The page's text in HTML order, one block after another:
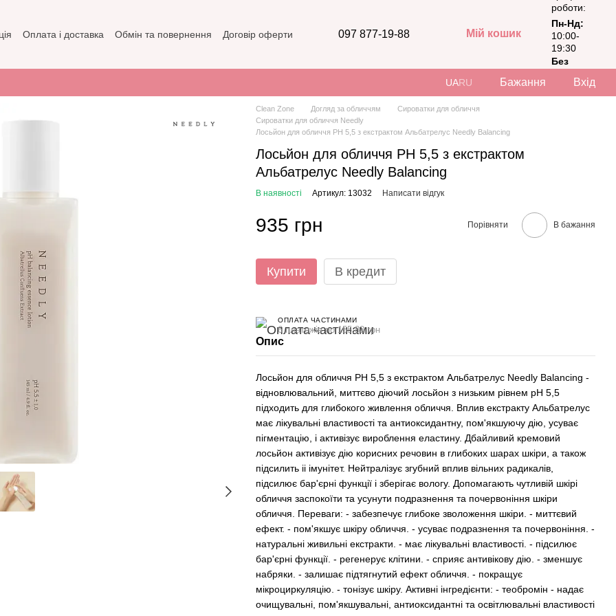
Оплата і доставка Обмін та повернення
Договір оферти
097 877-19-88 Мій кошик
роботи:
Пн-Нд:
10:00-
19:30
Без
UARU Бажання Вхід
Clean Zone Догляд за обличчям
Сироватки для обличчя
Сироватки для обличчя Needly
Лосьйон для обличчя PH 5,5 з екстрактом Альбатрелус Needly Balancing
Лосьйон для обличчя PH 5,5 з екстрактом
Альбатрелус Needly Balancing
В наявності Артикул: 13032 Написати відгук
935 грн Порівняти В бажання
Купити В кредит
ОПЛАТА ЧАСТИНАМИ
6 платежів по 155.83 грн
Опис
Лосьйон для обличчя PH 5,5 з екстрактом Альбатрелус Needly Balancing -
відновлювальний, миттєво діючий лосьйон з низьким рівнем pH 5,5
підходить для глибокого живлення обличчя. Вплив екстракту Альбатрелус
має лікувальні властивості та антиоксидантну, пом'якшуючу дію, усуває
пігментацію, і активізує вироблення еластину. Дбайливий кремовий
лосьйон активізує дію корисних речовин в глибоких шарах шкіри, а також
підсилить іі імунітет. Нейтралізує згубний вплив вільних радикалів,
підсилює бар'єрні функції і зберігає вологу. Допомагають чутливій шкірі
обличчя заспокоїти та усунути подразнення та почервоніння шкіри
обличчя. Переваги: - забезпечує глибоке зволоження шкіри. - миттєвий
ефект. - пом'якшує шкіру обличчя. - усуває подразнення та почервоніння. -
натуральні живильні екстракти. - має лікувальні властивості. - підсилює
бар'єрні функції. - регенерує клітини. - сприяє антивікову дію. - зменшує
набряки. - залишає підтягнутий ефект обличчя. - покращує
мікроциркуляцію. - тонізує шкіру. Активні інгредієнти: - теобромін - надає
очищувальні, пом'якшувальні, антиоксидантні та освітлювальні властивості